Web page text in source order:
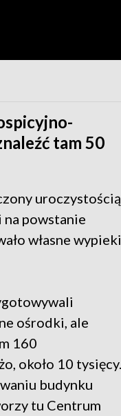
tam 50
uroczystością
powstanie
własne wypieki
ośrodki, ale
160
około 10 tysięcy.
budynku
tu Centrum